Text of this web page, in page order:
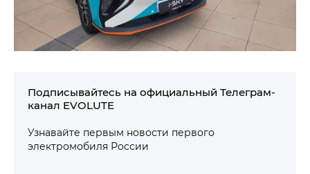
Подписывайтесь на официальный Телеграм-
канал EVOLUTE
Узнавайте первым новости первого
электромобиля России